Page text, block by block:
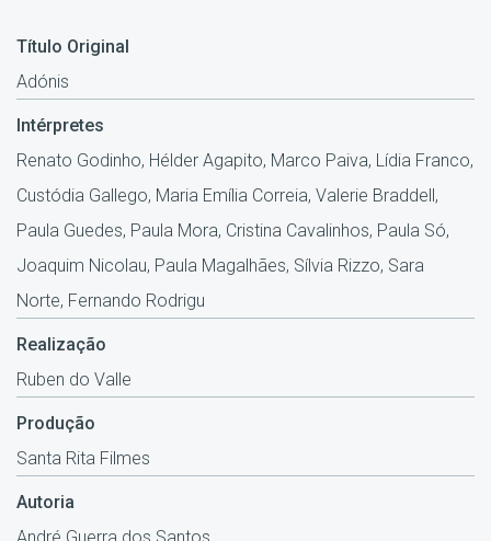
Título Original
Adónis
Intérpretes
Renato Godinho, Hélder Agapito, Marco Paiva, Lídia Franco,
Custódia Gallego, Maria Emília Correia, Valerie Braddell,
Paula Guedes, Paula Mora, Cristina Cavalinhos, Paula Só,
Joaquim Nicolau, Paula Magalhães, Sílvia Rizzo, Sara
Norte, Fernando Rodrigu
Realização
Ruben do Valle
Produção
Santa Rita Filmes
Autoria
André Guerra dos Santos